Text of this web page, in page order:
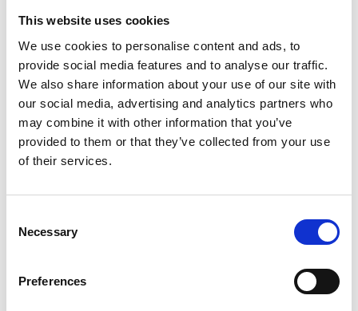
This website uses cookies
We use cookies to personalise content and ads, to
provide social media features and to analyse our traffic.
We also share information about your use of our site with
our social media, advertising and analytics partners who
may combine it with other information that you’ve
provided to them or that they’ve collected from your use
of their services.
Selection
Necessary
Preferences
EAN
5400585286892
Merk:Flamingo
Flamingo Nature snack
eendennekken 150gr
Voor 15.00 uur besteld dezelfde werkdag